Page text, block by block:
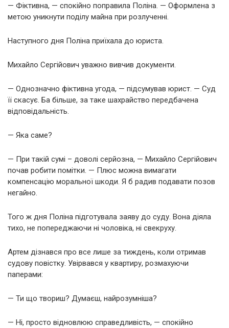
— Фіктивна, — спокійно поправила Поліна. — Оформлена з
метою уникнути поділу майна при розлученні.
Наступного дня Поліна приїхала до юриста.
Михайло Сергійович уважно вивчив документи.
— Однозначно фіктивна угода, — підсумував юрист. — Суд
її скасує. Ба більше, за таке шахрайство передбачена
відповідальність.
— Яка саме?
— При такій сумі – доволі серйозна, — Михайло Сергійович
почав робити помітки. — Плюс можна вимагати
компенсацію моральної шкоди. Я б радив подавати позов
негайно.
Того ж дня Поліна підготувала заяву до суду. Вона діяла
тихо, не попереджаючи ні чоловіка, ні свекруху.
Артем дізнався про все лише за тиждень, коли отримав
судову повістку. Увірвався у квартиру, розмахуючи
паперами:
— Ти що твориш? Думаєш, найрозумніша?
— Ні, просто відновлюю справедливість, — спокійно